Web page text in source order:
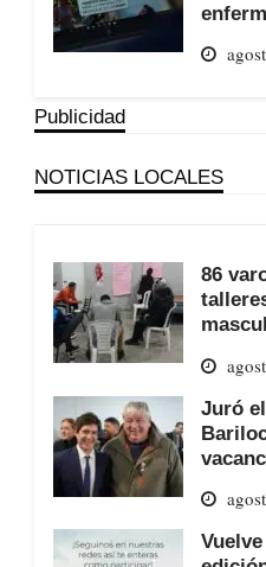
Publicidad
NOTICIAS LOCALES
86
Juró